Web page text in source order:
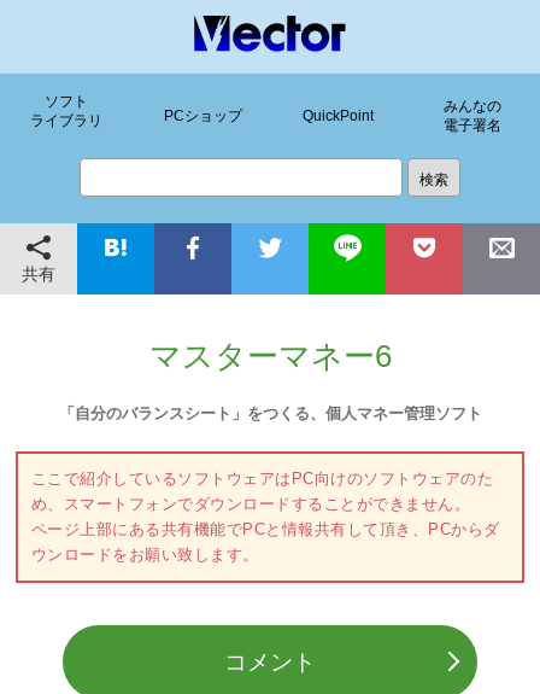
ソフト
ライブラリ
PCショップ QuickPoint
みんなの
電子署名
共有
マスターマネー6
「自分のバランスシート」をつくる、個人マネー管理ソフト
ここで紹介しているソフトウェアはPC向けのソフトウェアのた
め、スマートフォンでダウンロードすることができません。
ページ上部にある共有機能でPCと情報共有して頂き、PCからダ
ウンロードをお願い致します。
コメント